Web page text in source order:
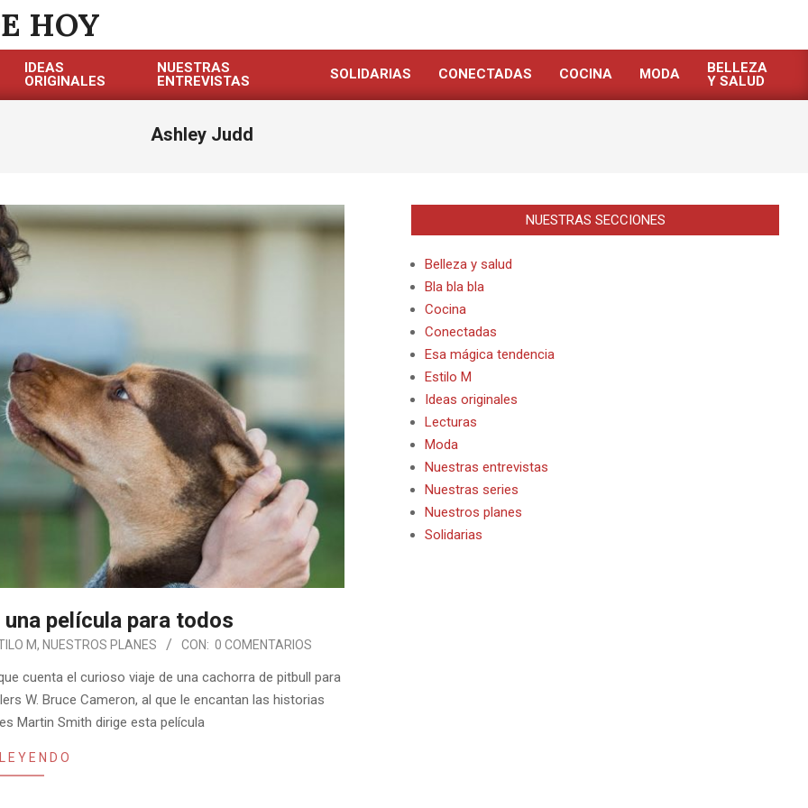
HOY
IDEAS
ORIGINALES
NUESTRAS
ENTREVISTAS
SOLIDARIAS CONECTADAS COCINA MODA
BELLEZA
Y SALUD
Ashley Judd
una película para todos
M, NUESTROS PLANES CON: 0 COMENTARIOS
cuenta el curioso viaje de una cachorra de pitbull para
W. Bruce Cameron, al que le encantan las historias
Martin Smith dirige esta película
NUESTRAS SECCIONES
Belleza y salud
Bla bla bla
Cocina
Conectadas
Esa mágica tendencia
Estilo M
Ideas originales
Lecturas
Moda
Nuestras entrevistas
Nuestras series
Nuestros planes
Solidarias